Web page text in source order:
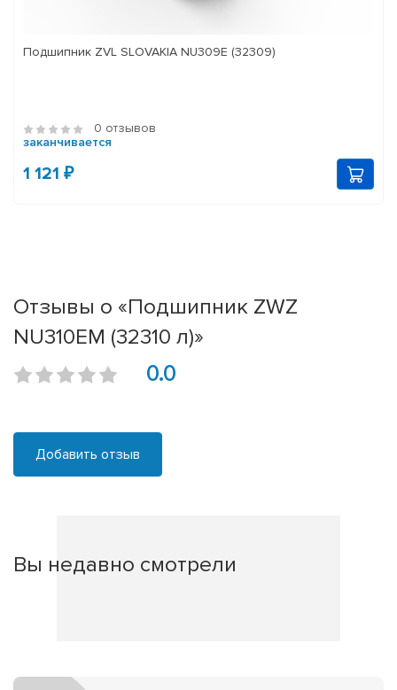
Подшипник ZVL SLOVAKIA NU309E (32309)
0 отзывов
заканчивается
1 121 ₽
Отзывы о «Подшипник ZWZ
NU310EM (32310 л)»
0.0
Добавить отзыв
Вы недавно смотрели